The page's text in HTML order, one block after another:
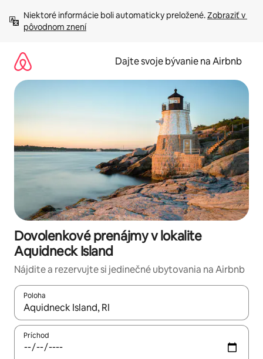
obsah.
Niektoré informácie boli automaticky preložené. Zobraziť v
pôvodnom znení
Dajte svoje bývanie na Airbnb
Dovolenkové prenájmy v lokalite
Aquidneck Island
Nájdite a rezervujte si jedinečné ubytovania na Airbnb
Poloha
Keď budú výsledky k dispozícii, môžete si ich prechádzať
Príchod